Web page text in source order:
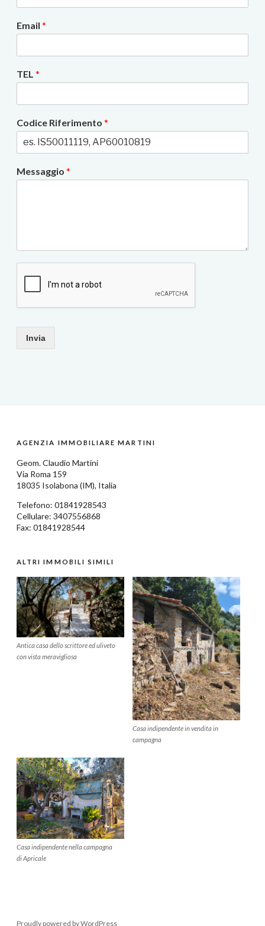
Email *
TEL *
Codice Riferimento *
Messaggio *
Invia
AGENZIA IMMOBILIARE MARTINI
Geom.Claudio Martini
Via Roma 159
18035 Isolabona (IM), Italia
Telefono: 01841928543
Cellulare: 3407556868
Fax: 01841928544
ALTRI IMMOBILI SIMILI
Antica casa dello scrittore ed uliveto
con vista meravigliosa
Casa indipendente in vendita in
campagna
Casa indipendente nella campagna
di Apricale
Proudly powered by WordPress